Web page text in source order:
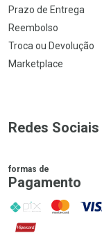
Prazo de Entrega
Reembolso
Troca ou Devolução
Marketplace
Redes Sociais
formas de
Pagamento
PIX MasterCard
VISA
Hipercard